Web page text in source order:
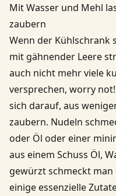
Mit Wasser und Mehl
zaubern
Wenn der Kühlschrank
mit gähnender Leere
auch nicht mehr viele
versprechen, worry
sich darauf, aus
zaubern. Nudeln
oder Öl oder einer
aus einem Schuss Öl,
gewürzt schmeckt
einige essenzielle